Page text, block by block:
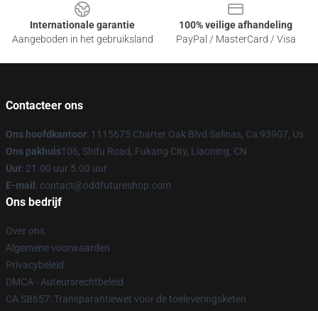
Internationale garantie
Aangeboden in het gebruiksland
100% veilige afhandeling
PayPal / MasterCard / Visa
Contacteer ons
Ons hoofdkantoor: 1115675 Charter Oak Blvd Salinas, Ca 93907, Us
Ons pakhuis106, Shifu Road, Fukang City, Liaoning, CN
Uur: 21.00 uur 5.00 uur
E-mail : contact@oddfutureshop.com
Ons bedrijf
Over ons
Algemene voorwaarden
Privacybeleid
DMCA - Auteursrechtbeleid
CA SB657: Transparantiewet voor de toeleveringsketen